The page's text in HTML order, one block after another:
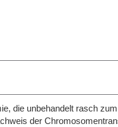
die unbehandelt rasch
der